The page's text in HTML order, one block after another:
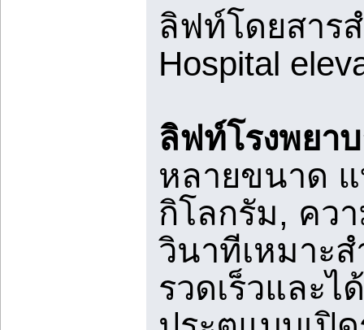
ลิฟท์โดยสาร
Hospital
ลิฟท์โรงพยา
หลายขนาด
กิโลกรัม, คว
วินาทีเหมาะ
รวดเร็วและ